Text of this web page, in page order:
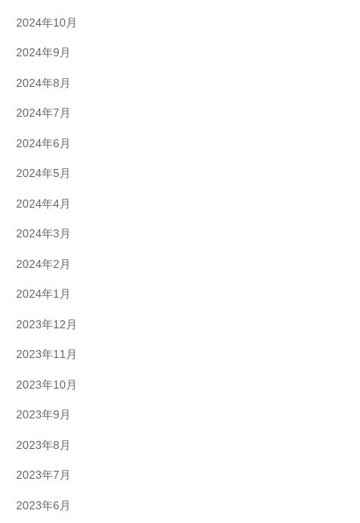
2024年10月
2024年9月
2024年8月
2024年7月
2024年6月
2024年5月
2024年4月
2024年3月
2024年2月
2024年1月
2023年12月
2023年11月
2023年10月
2023年9月
2023年8月
2023年7月
2023年6月